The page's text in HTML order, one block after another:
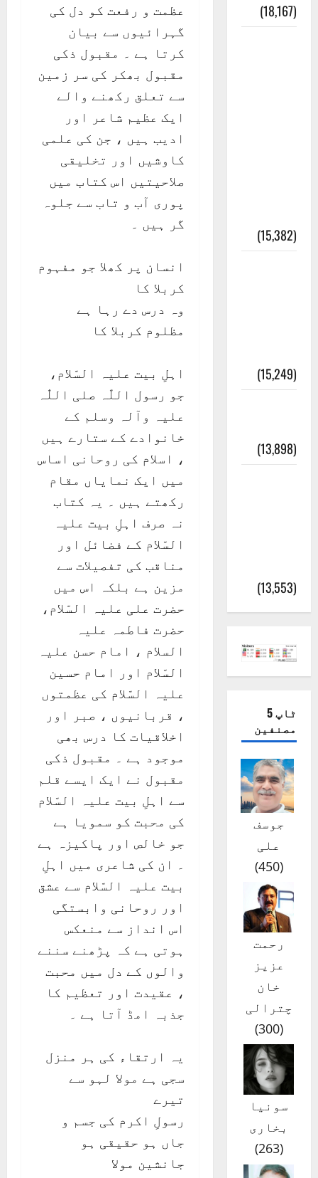
عظمت و رفعت کو دل کی
گہرائیوں سے بیان
کرتا ہے ۔ مقبول ذکی
مقبول بھکر کی سر زمین
سے تعلق رکھنے والے
ایک عظیم شاعر اور
ادیب ہیں ، جن کی علمی
کاوشیں اور تخلیقی
صلاحیتیں اس کتاب میں
پوری آب و تاب سے جلوہ
گر ہیں ۔
انسان پر کھلا جو مفہوم
کربلا کا
وہ درس دے رہا ہے
مظلوم کربلا کا
اہلِ بیت علیہ السّلام،
جو رسول اللّٰہ صلی اللّٰہ
علیہ وآلہ وسلم کے
خانوادے کے ستارے ہیں
، اسلام کی روحانی اساس
میں ایک نمایاں مقام
رکھتے ہیں ۔ یہ کتاب
نہ صرف اہلِ بیت علیہ
السّلام کے فضائل اور
مناقب کی تفصیلات سے
مزین ہے بلکہ اس میں
حضرت علی علیہ السّلام،
حضرت فاطمہ علیہ
السلام ، امام حسن علیہ
السّلام اور امام حسین
علیہ السّلام کی عظمتوں
، قربانیوں ، صبر اور
اخلاقیات کا درس بھی
موجود ہے ۔ مقبول ذکی
مقبول نے ایک ایسے قلم
سے اہلِ بیت علیہ السّلام
کی محبت کو سمویا ہے
جو خالص اور پاکیزہ ہے
۔ ان کی شاعری میں اہلِ
بیت علیہ السّلام سے عشق
اور روحانی وابستگی
اس انداز سے منعکس
ہوتی ہے کہ پڑھنے سننے
والوں کے دل میں محبت
، عقیدت اور تعظیم کا
جذبہ امڈ آتا ہے ۔
یہ ارتقاء کی ہر منزل
سجی ہے مولا لہو سے
تیرے
رسولِ اکرم کی جسم و
جاں ہو حقیقی ہو
جانشین مولا
(18,167)
(15,382)
(15,249)
(13,898)
(13,553)
ٹاپ 5
مصنفین
جوسف
علی
(
450
)
رحمت
عزیز
خان
چترالی
(
300
)
سونیا
بخاری
(
263
)